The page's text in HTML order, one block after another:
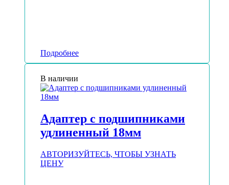
Подробнее
В наличии
Адаптер с подшипниками
удлиненный 18мм
АВТОРИЗУЙТЕСЬ, ЧТОБЫ УЗНАТЬ
ЦЕНУ